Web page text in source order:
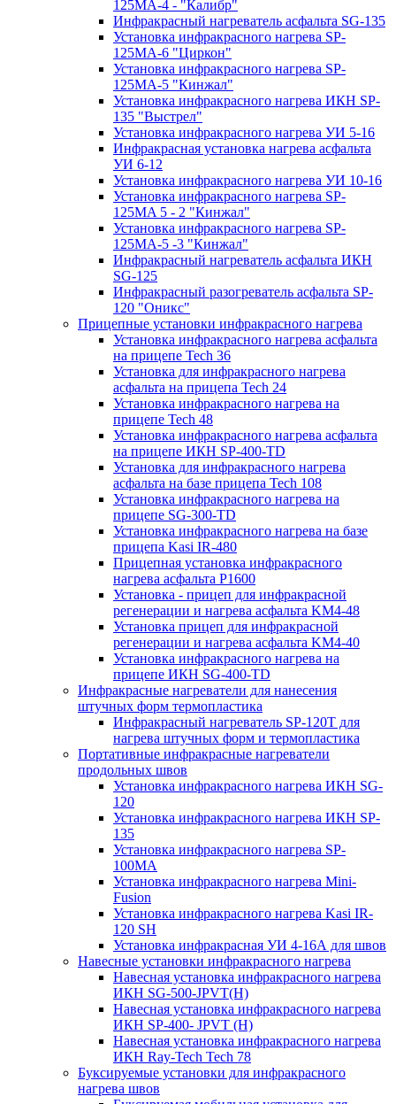
125МA-4 - "Калибр"
Инфракрасный нагреватель асфальта SG-135
Установка инфракрасного нагрева SP-
125МA-6 "Циркон"
Установка инфракрасного нагрева SP-
125МA-5 "Кинжал"
Установка инфракрасного нагрева ИКН SP-
135 "Выстрел"
Установка инфракрасного нагрева УИ 5-16
Инфракрасная установка нагрева асфальта
УИ 6-12
Установка инфракрасного нагрева УИ 10-16
Установка инфракрасного нагрева SP-
125МA 5 - 2 "Кинжал"
Установка инфракрасного нагрева SP-
125МA-5 -3 "Кинжал"
Инфракрасный нагреватель асфальта ИКН
SG-125
Инфракрасный разогреватель асфальта SP-
120 "Оникс"
Прицепные установки инфракрасного нагрева
Установка инфракрасного нагрева асфальта
на прицепе Tech 36
Установка для инфракрасного нагрева
асфальта на прицепа Tech 24
Установка инфракрасного нагрева на
прицепе Tech 48
Установка инфракрасного нагрева асфальта
на прицепе ИКН SP-400-TD
Установка для инфракрасного нагрева
асфальта на базе прицепа Tech 108
Установка инфракрасного нагрева на
прицепе SG-300-TD
Установка инфракрасного нагрева на базе
прицепа Kasi IR-480
Прицепная установка инфракрасного
нагрева асфальта P1600
Установка - прицеп для инфракрасной
регенерации и нагрева асфальта KM4-48
Установка прицеп для инфракрасной
регенерации и нагрева асфальта KM4-40
Установка инфракрасного нагрева на
прицепе ИКН SG-400-TD
Инфракрасные нагреватели для нанесения
штучных форм термопластика
Инфракрасный нагреватель SP-120T для
нагрева штучных форм и термопластика
Портативные инфракрасные нагреватели
продольных швов
Установка инфракрасного нагрева ИКН SG-
120
Установка инфракрасного нагрева ИКН SP-
135
Установка инфракрасного нагрева SP-
100МА
Установка инфракрасного нагрева Mini-
Fusion
Установка инфракрасного нагрева Kasi IR-
120 SH
Установка инфракрасная УИ 4-16А для швов
Навесные установки инфракрасного нагрева
Навесная установка инфракрасного нагрева
ИКН SG-500-JPVT(H)
Навесная установка инфракрасного нагрева
ИКН SP-400- JPVT (Н)
Навесная установка инфракрасного нагрева
ИКН Ray-Tech Tech 78
Буксируемые установки для инфракрасного
нагрева швов